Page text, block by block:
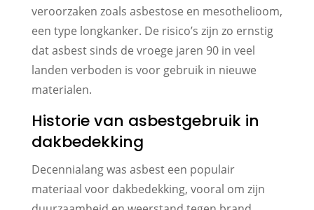
veroorzaken zoals asbestose en mesothelioom,
een type longkanker. De risico’s zijn zo ernstig
dat asbest sinds de vroege jaren 90 in veel
landen verboden is voor gebruik in nieuwe
materialen.
Historie van asbestgebruik in
dakbedekking
Decennialang was asbest een populair
materiaal voor dakbedekking, vooral om zijn